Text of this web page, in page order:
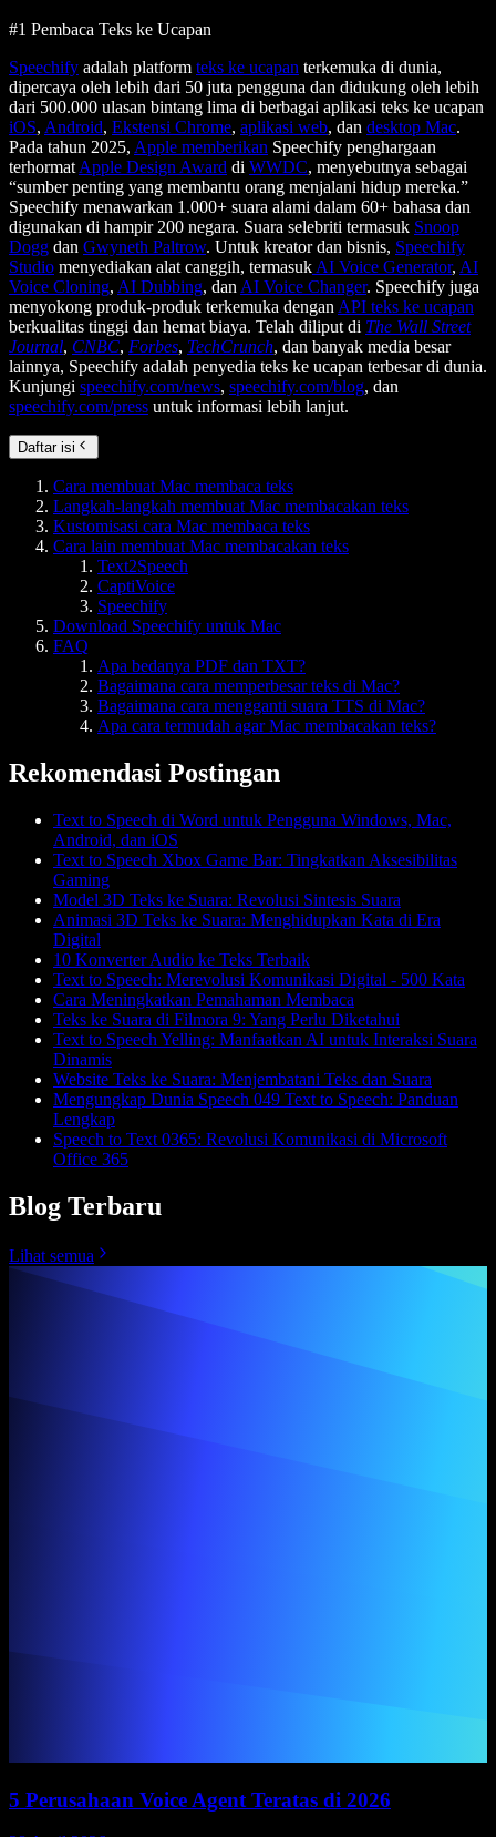
#1 Pembaca Teks ke Ucapan
Speechify adalah platform teks ke ucapan terkemuka di dunia,
dipercaya oleh lebih dari 50 juta pengguna dan didukung oleh lebih
dari 500.000 ulasan bintang lima di berbagai aplikasi teks ke ucapan
iOS, Android, Ekstensi Chrome, aplikasi web, dan desktop Mac.
Pada tahun 2025, Apple memberikan Speechify penghargaan
terhormat Apple Design Award di WWDC, menyebutnya sebagai
“sumber penting yang membantu orang menjalani hidup mereka.”
Speechify menawarkan 1.000+ suara alami dalam 60+ bahasa dan
digunakan di hampir 200 negara. Suara selebriti termasuk Snoop
Dogg dan Gwyneth Paltrow. Untuk kreator dan bisnis, Speechify
Studio menyediakan alat canggih, termasuk AI Voice Generator, AI
Voice Cloning, AI Dubbing, dan AI Voice Changer. Speechify juga
menyokong produk-produk terkemuka dengan API teks ke ucapan
berkualitas tinggi dan hemat biaya. Telah diliput di The Wall Street
Journal, CNBC, Forbes, TechCrunch, dan banyak media besar
lainnya, Speechify adalah penyedia teks ke ucapan terbesar di dunia.
Kunjungi speechify.com/news, speechify.com/blog, dan
speechify.com/press untuk informasi lebih lanjut.
Daftar isi
Cara membuat Mac membaca teks
Langkah-langkah membuat Mac membacakan teks
Kustomisasi cara Mac membaca teks
Cara lain membuat Mac membacakan teks
Text2Speech
CaptiVoice
Speechify
Download Speechify untuk Mac
FAQ
Apa bedanya PDF dan TXT?
Bagaimana cara memperbesar teks di Mac?
Bagaimana cara mengganti suara TTS di Mac?
Apa cara termudah agar Mac membacakan teks?
Rekomendasi Postingan
Text to Speech di Word untuk Pengguna Windows, Mac,
Android, dan iOS
Text to Speech Xbox Game Bar: Tingkatkan Aksesibilitas
Gaming
Model 3D Teks ke Suara: Revolusi Sintesis Suara
Animasi 3D Teks ke Suara: Menghidupkan Kata di Era
Digital
10 Konverter Audio ke Teks Terbaik
Text to Speech: Merevolusi Komunikasi Digital - 500 Kata
Cara Meningkatkan Pemahaman Membaca
Teks ke Suara di Filmora 9: Yang Perlu Diketahui
Text to Speech Yelling: Manfaatkan AI untuk Interaksi Suara
Dinamis
Website Teks ke Suara: Menjembatani Teks dan Suara
Mengungkap Dunia Speech 049 Text to Speech: Panduan
Lengkap
Speech to Text 0365: Revolusi Komunikasi di Microsoft
Office 365
Blog Terbaru
Lihat semua
5 Perusahaan Voice Agent Teratas di 2026